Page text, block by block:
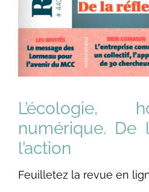
L’écologie,
numérique. De
l’action
Feuilletez la revue en